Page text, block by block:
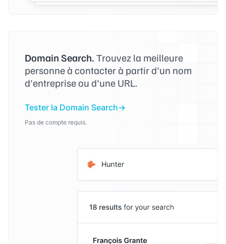
Domain Search. Trouvez la meilleure
personne à contacter à partir d'un nom
d'entreprise ou d'une URL.
Tester la Domain Search
Pas de compte requis.